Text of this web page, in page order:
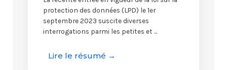
protection des données (LPD) le 1er
septembre 2023 suscite diverses
interrogations parmi les petites et ...
Lire le résumé →